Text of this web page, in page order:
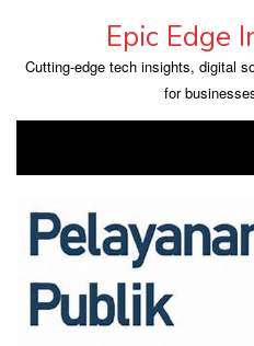
content
Epic Edge
Cutting-edge tech insights, digital
for